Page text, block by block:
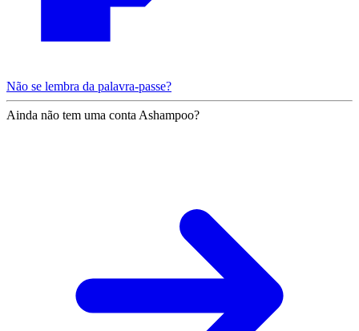
Não se lembra da palavra-passe?
Ainda não tem uma conta Ashampoo?